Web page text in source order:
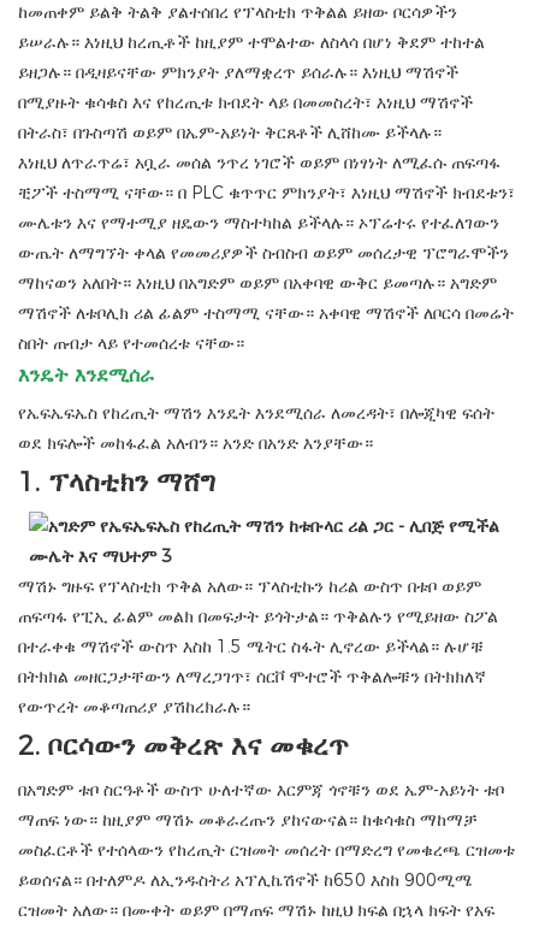
ከመጠቀም ይልቅ ትልቅ ያልተሰበረ የፕላስቲክ ጥቅልል ​​ይዘው ቦርሳዎችን
ይሠራሉ። እነዚህ ከረጢቶች ከዚያም ተሞልተው ለስላሳ በሆነ ቅደም ተከተል
ይዘጋሉ። በዲዛይናቸው ምክንያት ያለማቋረጥ ይሰራሉ። እነዚህ ማሽኖች
በሚያዙት ቁሳቁስ እና የከረጢቱ ክብደት ላይ በመመስረት፣ እነዚህ ማሽኖች
በትራስ፣ በጉስጣሽ ወይም በኤም-አይነት ቅርጸቶች ሊሸከሙ ይችላሉ።
እነዚህ ለጥራጥሬ፣ አቧራ መሰል ንጥረ ነገሮች ወይም በነፃነት ለሚፈሱ ጠፍጣፋ
ቺፖች ተስማሚ ናቸው። በ PLC ቁጥጥር ምክንያት፣ እነዚህ ማሽኖች ክብደቱን፣
ሙሌቱን እና የማተሚያ ዘዴውን ማስተካከል ይችላሉ። ኦፕሬተሩ የተፈለገውን
ውጤት ለማግኘት ቀላል የመመሪያዎች ስብስብ ወይም መሰረታዊ ፕሮግራሞችን
ማከናወን አለበት። እነዚህ በአግድም ወይም በአቀባዊ ውቅር ይመጣሉ። አግድም
ማሽኖች ለቱቦሊክ ሪል ፊልም ተስማሚ ናቸው። አቀባዊ ማሽኖች ለቦርሳ በመሬት
ስበት ጠብታ ላይ የተመሰረቱ ናቸው።
እንዴት እንደሚሰራ
የኤፍኤፍኤስ የከረጢት ማሽን እንዴት እንደሚሰራ ለመረዳት፣ በሎጂካዊ ፍሰት
ወደ ክፍሎች መከፋፈል አለብን። አንድ በአንድ እንያቸው።
1. ፕላስቲክን ማሸግ
ማሽኑ ግዙፍ የፕላስቲክ ጥቅል አለው። ፕላስቲኩን ከሪል ውስጥ በቱቦ ወይም
ጠፍጣፋ የፒኢ ፊልም መልክ በመፍታት ይጎትታል። ጥቅልሉን የሚይዘው ስፖል
በተራቀቁ ማሽኖች ውስጥ እስከ 1.5 ሜትር ስፋት ሊኖረው ይችላል። ሉሆቹ
በትክክል መዘርጋታቸውን ለማረጋገጥ፣ ሰርቮ ሞተሮች ጥቅልሎቹን በትክክለኛ
የውጥረት መቆጣጠሪያ ያሽከረክራሉ።
2. ቦርሳውን መቅረጽ እና መቁረጥ
በአግድም ቱቦ ስርዓቶች ውስጥ ሁለተኛው እርምጃ ጎኖቹን ወደ ኤም-አይነት ቱቦ
ማጠፍ ነው። ከዚያም ማሽኑ መቆራረጡን ያከናውናል። ከቁሳቁስ ማከማቻ
መስፈርቶች የተሰላውን የከረጢት ርዝመት መሰረት በማድረግ የመቁረጫ ርዝመቱ
ይወሰናል። በተለምዶ ለኢንዱስትሪ አፕሊኬሽኖች ከ650 እስከ 900ሚሜ
ርዝመት አለው። በሙቀት ወይም በማጠፍ ማሽኑ ከዚህ ክፍል በኋላ ክፍት የአፍ